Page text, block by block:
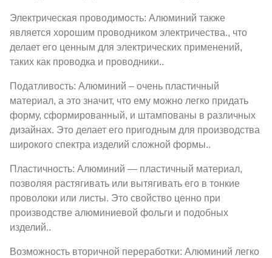
Электрическая проводимость: Алюминий также
является хорошим проводником электричества., что
делает его ценным для электрических применений,
таких как проводка и проводники..
Податливость: Алюминий – очень пластичный
материал, а это значит, что ему можно легко придать
форму, сформированный, и штампованы в различных
дизайнах. Это делает его пригодным для производства
широкого спектра изделий сложной формы..
Пластичность: Алюминий — пластичный материал,
позволяя растягивать или вытягивать его в тонкие
проволоки или листы. Это свойство ценно при
производстве алюминиевой фольги и подобных
изделий..
Возможность вторичной переработки: Алюминий легко